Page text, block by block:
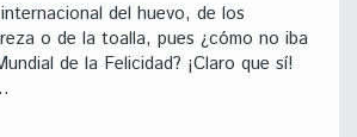
del huevo, de los
o de la toalla, pues ¿cómo no iba
de la Felicidad? ¡Claro que sí!